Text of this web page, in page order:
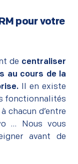
pour votre
de centraliser
au cours de la
Il en existe
fonctionnalités
chacun d’entre
… Nous vous
avant de